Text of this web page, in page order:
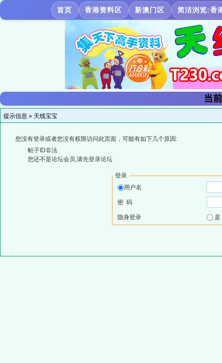
首页 香港资料区 新澳门区 简洁浏览:香
当
提示信息 » 天线宝宝
您没有登录或者您没有权限访问此页面，可能有如下几个原因:
帖子ID非法
您还不是论坛会员,请先登录论坛
登录
用户名
密 码
隐身登录